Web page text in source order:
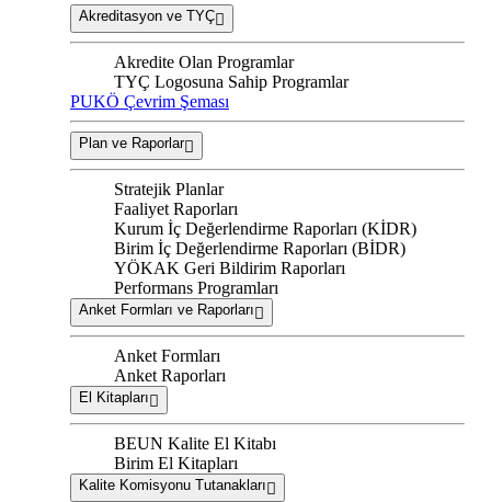
Akreditasyon ve TYÇ
Akredite Olan Programlar
TYÇ Logosuna Sahip Programlar
PUKÖ Çevrim Şeması
Plan ve Raporlar
Stratejik Planlar
Faaliyet Raporları
Kurum İç Değerlendirme Raporları (KİDR)
Birim İç Değerlendirme Raporları (BİDR)
YÖKAK Geri Bildirim Raporları
Performans Programları
Anket Formları ve Raporları
Anket Formları
Anket Raporları
El Kitapları
BEUN Kalite El Kitabı
Birim El Kitapları
Kalite Komisyonu Tutanakları